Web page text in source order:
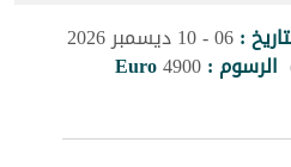
:06 - 10 ديسمبر 2026
الرسوم :4900
Euro